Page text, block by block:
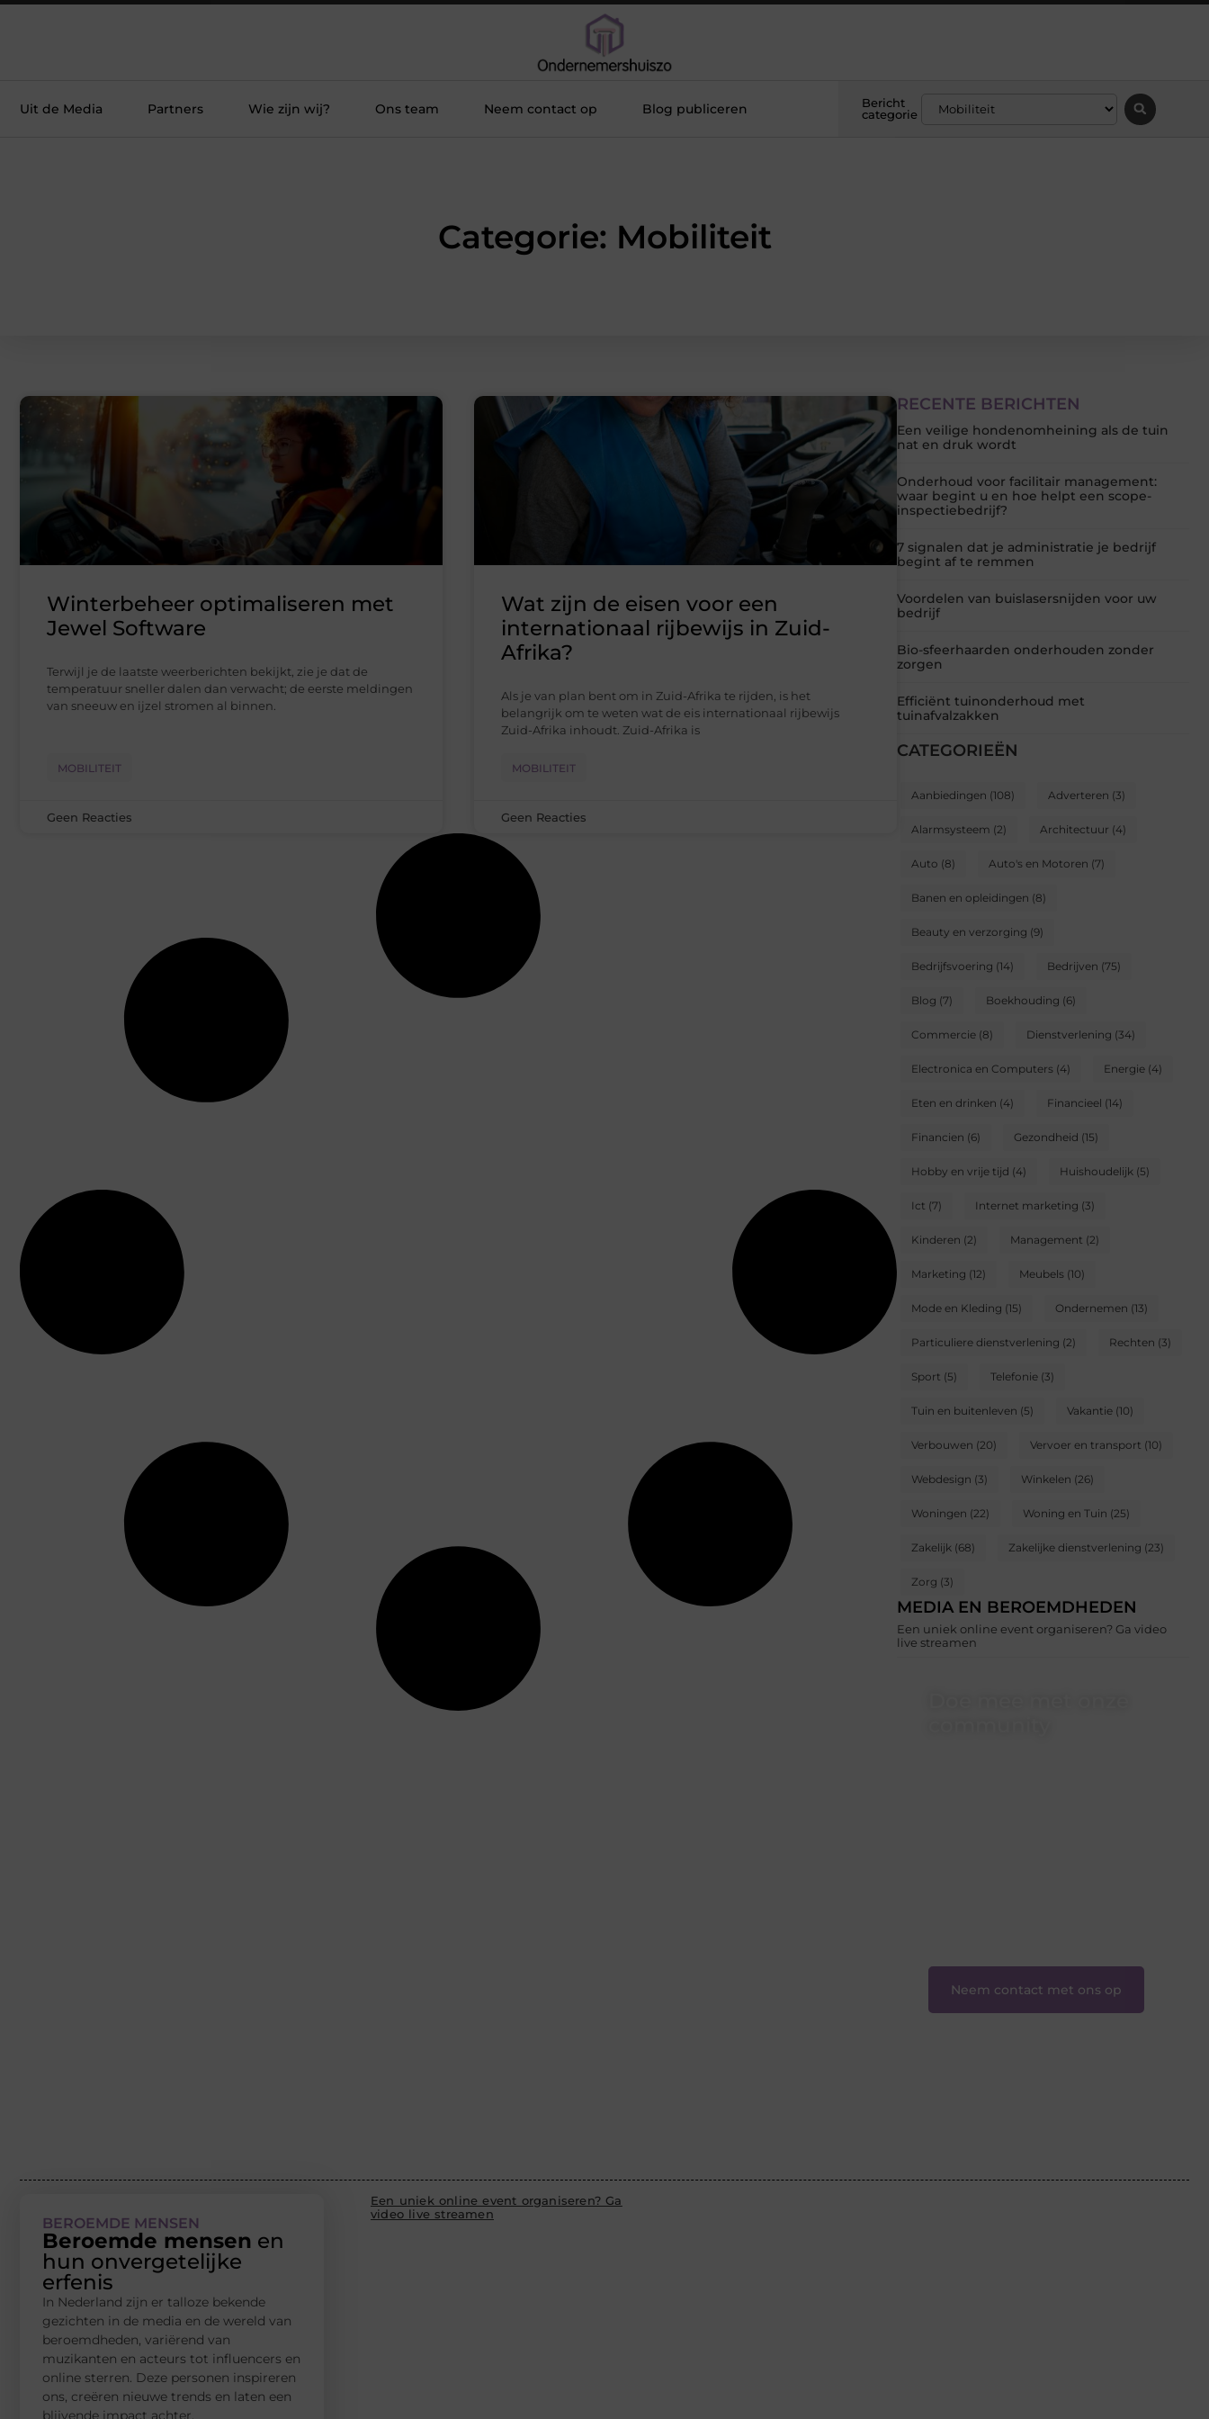
Uit de Media Partners Wie zijn wij? Ons team Neem contact op Blog publiceren
Bericht
categorie
Categorie: Mobiliteit
RECENTE BERICHTEN
Een veilige hondenomheining als de tuin
nat en druk wordt
Onderhoud voor facilitair management:
waar begint u en hoe helpt een scope-
inspectiebedrijf?
7 signalen dat je administratie je bedrijf
begint af te remmen
Voordelen van buislasersnijden voor uw
bedrijf
Bio-sfeerhaarden onderhouden zonder
zorgen
Efficiënt tuinonderhoud met
tuinafvalzakken
CATEGORIEËN
Aanbiedingen (108) Adverteren (3)
Alarmsysteem (2) Architectuur (4)
Auto (8) Auto's en Motoren (7)
Banen en opleidingen (8)
Beauty en verzorging (9)
Bedrijfsvoering (14) Bedrijven (75)
Blog (7) Boekhouding (6)
Commercie (8) Dienstverlening (34)
Electronica en Computers (4) Energie (4)
Eten en drinken (4) Financieel (14)
Financien (6) Gezondheid (15)
Hobby en vrije tijd (4) Huishoudelijk (5)
Ict (7) Internet marketing (3)
Kinderen (2) Management (2)
Marketing (12) Meubels (10)
Mode en Kleding (15) Ondernemen (13)
Particuliere dienstverlening (2) Rechten (3)
Sport (5) Telefonie (3)
Tuin en buitenleven (5) Vakantie (10)
Verbouwen (20) Vervoer en transport (10)
Webdesign (3) Winkelen (26)
Woningen (22) Woning en Tuin (25)
Zakelijk (68) Zakelijke dienstverlening (23)
Zorg (3)
MEDIA EN BEROEMDHEDEN
Een uniek online event organiseren? Ga video
live streamen
Neem contact met ons op
Winterbeheer optimaliseren met
Jewel Software
Terwijl je de laatste weerberichten bekijkt, zie je dat de
temperatuur sneller dalen dan verwacht; de eerste meldingen
van sneeuw en ijzel stromen al binnen.
MOBILITEIT
Geen Reacties
Wat zijn de eisen voor een
internationaal rijbewijs in Zuid-
Afrika?
Als je van plan bent om in Zuid-Afrika te rijden, is het
belangrijk om te weten wat de eis internationaal rijbewijs
Zuid-Afrika inhoudt. Zuid-Afrika is
MOBILITEIT
Geen Reacties
BEROEMDE MENSEN
Beroemde mensen en
hun onvergetelijke
erfenis
In Nederland zijn er talloze bekende
gezichten in de media en de wereld van
beroemdheden, variërend van
muzikanten en acteurs tot influencers en
online sterren. Deze personen inspireren
ons, creëren nieuwe trends en laten een
blijvende impact achter.
Een uniek online event organiseren? Ga
video live streamen